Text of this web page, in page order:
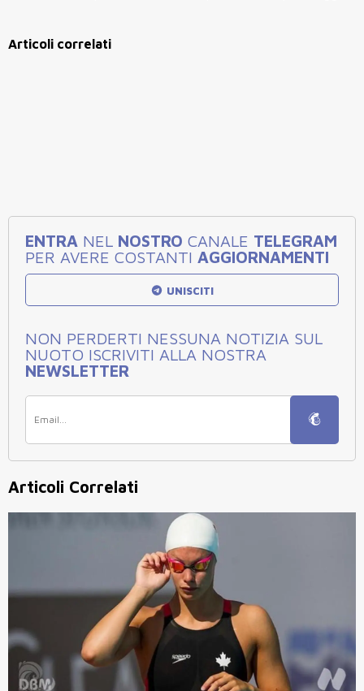
Articoli correlati
ENTRA NEL NOSTRO CANALE TELEGRAM
PER AVERE COSTANTI AGGIORNAMENTI
UNISCITI
NON PERDERTI NESSUNA NOTIZIA SUL
NUOTO ISCRIVITI ALLA NOSTRA
NEWSLETTER
Articoli Correlati